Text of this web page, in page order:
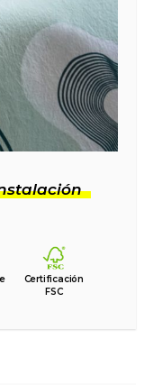
Certificación
FSC